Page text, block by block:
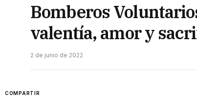
Bomberos
valentía, amor y
2 de junio de 2022
COMPARTIR